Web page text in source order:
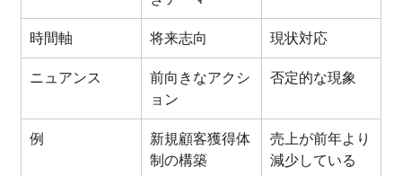
時間軸 将来志向 現状対応
ニュアンス
前向きなアクシ
ョン
否定的な現象
例
新規顧客獲得体
制の構築
売上が前年より
減少している